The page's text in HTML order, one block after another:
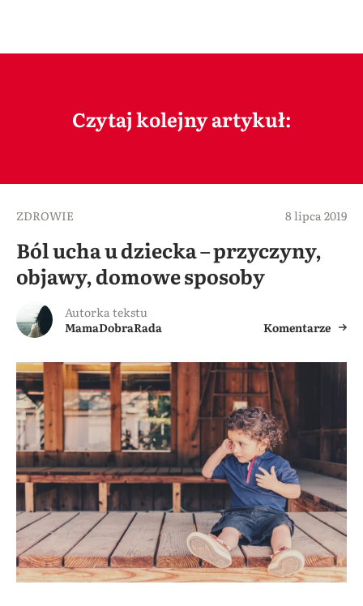
Czytaj kolejny artykuł:
ZDROWIE 8 lipca 2019
Ból ucha u dziecka – przyczyny,
objawy, domowe sposoby
Autorka tekstu
MamaDobraRada
Komentarze